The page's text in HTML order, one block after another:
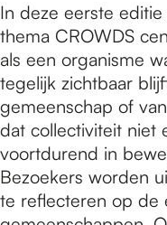
In deze eerste
thema CROWDS
als een organisme
tegelijk zichtbaar
gemeenschap of
dat collectiviteit niet
voortdurend in
Bezoekers worden
te reflecteren op de